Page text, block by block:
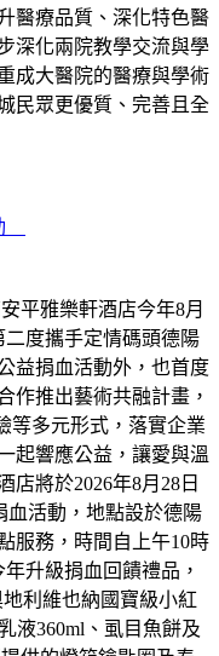
醫療品質、深化特色醫
深化兩院教學交流與學
成大醫院的醫療與學術
民眾更優質、完善且全
平雅樂軒酒店今年8月
度攜手定情碼頭德陽
益捐血活動外，也首度
作推出藝術共融計畫，
等多元形式，落實企業
起響應公益，讓愛與溫
店將於2026年8月28日
血活動，地點設於德陽
服務，時間自上午10時
升級捐血回饋禮品，
利維也納國寶級小紅
液360ml、虱目魚餅及